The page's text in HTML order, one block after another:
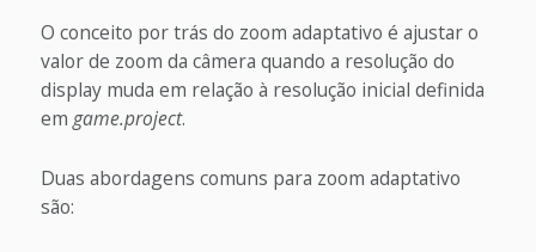
O conceito por trás do zoom adaptativo é ajustar o
valor de zoom da câmera quando a resolução do
display muda em relação à resolução inicial definida
em game.project.
Duas abordagens comuns para zoom adaptativo
são: